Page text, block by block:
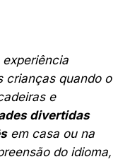
crianças quando o
e
divertidas
em casa ou na
do idioma,